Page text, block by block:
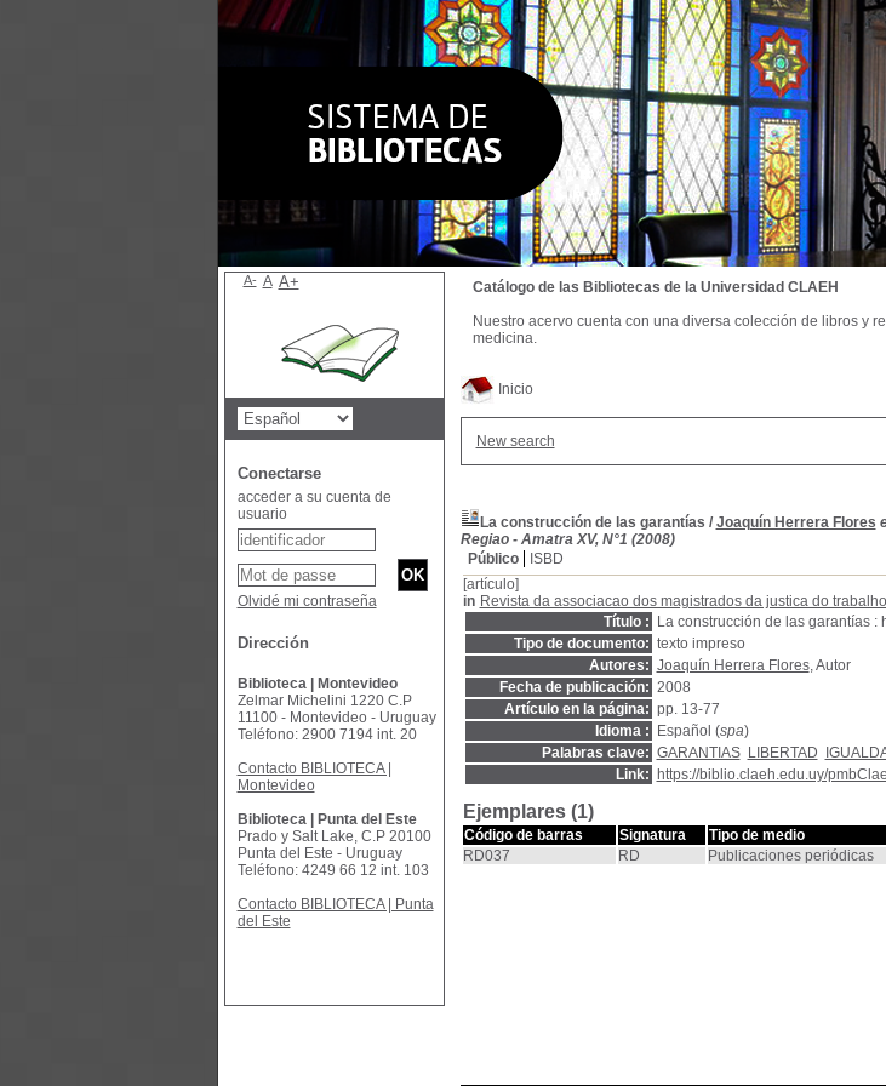
Inicio
New search
La construcción de las garantías / Joaquín Herrera Flores
Regiao - Amatra XV, N°1 (2008)
Público
ISBD
[artículo]
in Revista da associacao dos magistrados da justica do
Título :
La construcción de las garantías
Tipo de documento: texto impreso
Autores: Joaquín Herrera Flores, Autor
Fecha de publicación: 2008
Artículo en la página: pp. 13-77
Idioma :
Español (spa)
Palabras clave: GARANTIAS LIBERTAD
Link:
https://biblio.claeh.edu.uy/
Ejemplares (1)
Código de barras Signatura Tipo de medio
RD037
RD Publicaciones periódicas
Catálogo de las Bibliotecas de la Universidad CLAEH
Nuestro acervo cuenta con una diversa colección de libros y
medicina.
A- A A+
Conectarse
acceder a su cuenta de
usuario
Olvidé mi contraseña
Dirección
Biblioteca | Montevideo
Zelmar Michelini 1220 C.P
11100 - Montevideo - Uruguay
Teléfono: 2900 7194 int. 20
Contacto BIBLIOTECA |
Montevideo
Biblioteca | Punta del Este
Prado y Salt Lake, C.P 20100
Punta del Este - Uruguay
Teléfono: 4249 66 12 int. 103
Contacto BIBLIOTECA | Punta
del Este